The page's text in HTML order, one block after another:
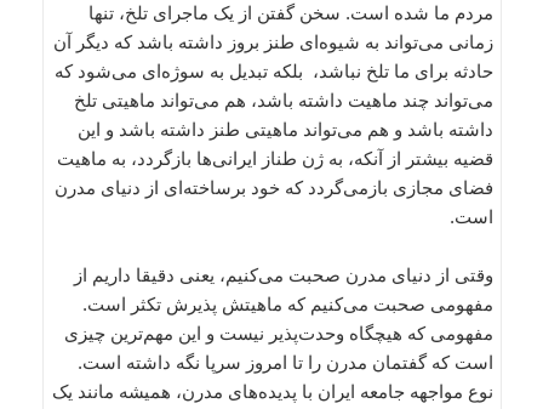
مردم ما شده است. سخن گفتن از یک ماجرای تلخ، تنها
زمانی می‌تواند به شیوه‌ای طنز بروز داشته باشد که دیگر آن
حادثه برای ما تلخ نباشد، بلکه تبدیل به سوژه‌ای می‌شود که
می‌تواند چند ماهیت داشته باشد، هم می‌تواند ماهیتی تلخ
داشته باشد و هم می‌تواند ماهیتی طنز داشته باشد و این
قضیه بیشتر از آنکه، به ژن طناز ایرانی‌ها بازگردد، به ماهیت
فضای مجازی بازمی‌گردد که خود برساخته‌ای از دنیای مدرن
است.
وقتی از دنیای مدرن صحبت می‌کنیم، یعنی دقیقا داریم از
مفهومی صحبت می‌کنیم که ماهیتش پذیرش تکثر است.
مفهومی که هیچگاه وحدت‌پذیر نیست و این مهم‌ترین چیزی
است که گفتمان مدرن را تا امروز سرپا نگه داشته است.
نوع مواجهه جامعه ایران با پدیده‌های مدرن، همیشه مانند یک